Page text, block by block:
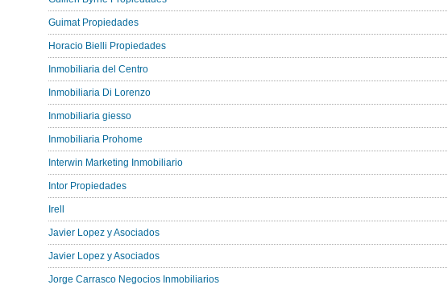
Guimat Propiedades
Horacio Bielli Propiedades
Inmobiliaria del Centro
Inmobiliaria Di Lorenzo
Inmobiliaria giesso
Inmobiliaria Prohome
Interwin Marketing Inmobiliario
Intor Propiedades
Irell
Javier Lopez y Asociados
Javier Lopez y Asociados
Jorge Carrasco Negocios Inmobiliarios